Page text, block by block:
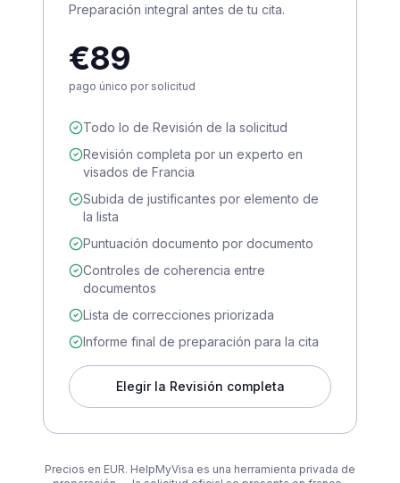
Preparación integral antes de tu cita.
€89
pago único por solicitud
Todo lo de Revisión de la solicitud
Revisión completa por un experto en
visados de Francia
Subida de justificantes por elemento de
la lista
Puntuación documento por documento
Controles de coherencia entre
documentos
Lista de correcciones priorizada
Informe final de preparación para la cita
Elegir la Revisión completa
Precios en EUR. HelpMyVisa es una herramienta privada de